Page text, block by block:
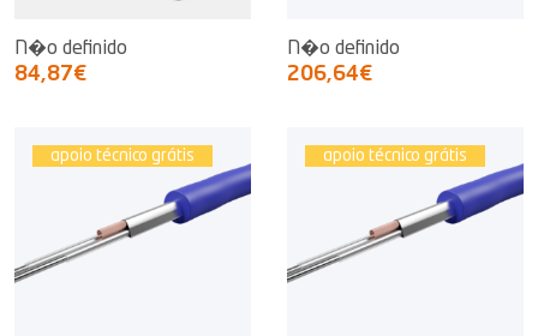
N�o definido
84,87€
N�o definido
206,64€
apoio técnico grátis apoio técnico grátis